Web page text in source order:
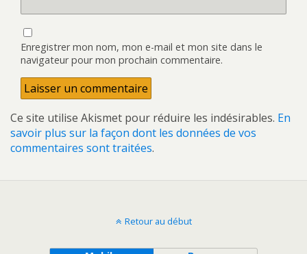
Enregistrer mon nom, mon e-mail et mon site dans le
navigateur pour mon prochain commentaire.
Ce site utilise Akismet pour réduire les indésirables. En
savoir plus sur la façon dont les données de vos
commentaires sont traitées.
Retour au début